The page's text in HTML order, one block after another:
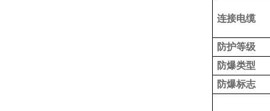
连接电缆
防护等级
防爆类型
防爆标志